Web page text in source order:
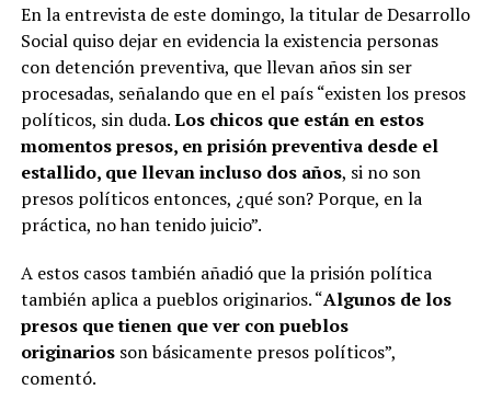
En la entrevista de este domingo, la titular de Desarrollo
Social quiso dejar en evidencia la existencia personas
con detención preventiva, que llevan años sin ser
procesadas, señalando que en el país “existen los presos
políticos, sin duda.Los chicos que están en estos
momentos presos, en prisión preventiva desde el
estallido, que llevan incluso dos años, si no son
presos políticos entonces, ¿qué son? Porque, en la
práctica, no han tenido juicio”.
A estos casos también añadió que la prisión política
también aplica a pueblos originarios. “Algunos de los
presos que tienen que ver con pueblos
originarios son básicamente presos políticos”,
comentó.